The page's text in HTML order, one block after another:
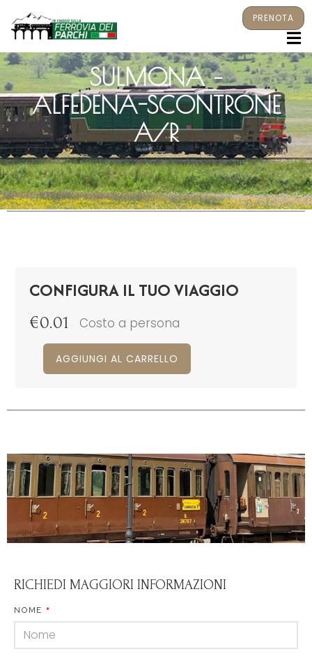
PRENOTA
SULMONA –
ALFEDENA-SCONTRONE
A/R
CONFIGURA IL TUO VIAGGIO
€0.01 Costo a persona
AGGIUNGI AL CARRELLO
RICHIEDI MAGGIORI INFORMAZIONI
NOME